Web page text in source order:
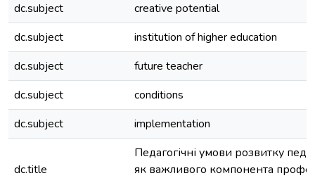
dc.subject
creative potential
dc.subject
institution of higher education
dc.subject
future teacher
dc.subject
conditions
dc.subject
implementation
dc.title
Педагогічні умови розвитку
як важливого компонента